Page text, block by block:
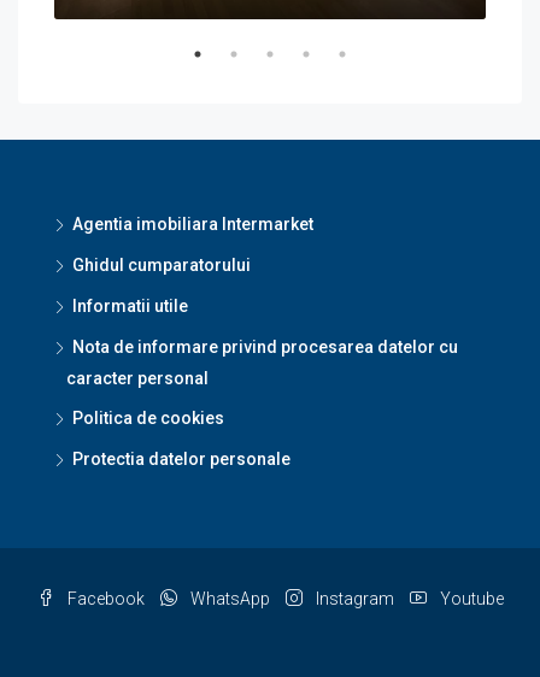
Agentia imobiliara Intermarket
Ghidul cumparatorului
Informatii utile
Nota de informare privind procesarea datelor cu
caracter personal
Politica de cookies
Protectia datelor personale
Facebook WhatsApp Instagram Youtube